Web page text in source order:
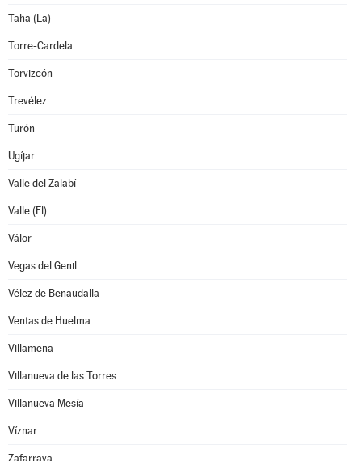
Taha (La)
Torre-Cardela
Torvizcón
Trevélez
Turón
Ugíjar
Valle del Zalabí
Valle (El)
Válor
Vegas del Genil
Vélez de Benaudalla
Ventas de Huelma
Villamena
Villanueva de las Torres
Villanueva Mesía
Víznar
Zafarraya